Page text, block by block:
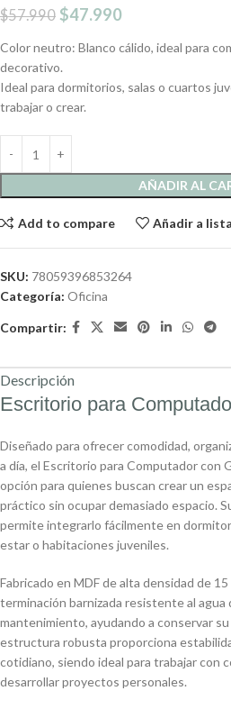
$57.990 $47.990
Color neutro: Blanco cálido, ideal para
decorativo.
Ideal para dormitorios, salas o cuartos
trabajar o crear.
AÑADIR AL
Add to compare Añadir a
SKU: 78059396853264
Categoría: Oficina
Compartir:
Descripción
Escritorio para
Diseñado para ofrecer comodidad,
a día, el Escritorio para Computador con
opción para quienes buscan crear un
práctico sin ocupar demasiado espacio.
permite integrarlo fácilmente en
estar o habitaciones juveniles.
Fabricado en MDF de alta densidad de
terminación barnizada resistente al agua
mantenimiento, ayudando a conservar
estructura robusta proporciona
cotidiano, siendo ideal para trabajar con
desarrollar proyectos personales.